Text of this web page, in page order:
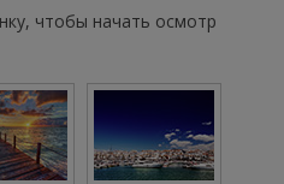
чтобы начать осмотр